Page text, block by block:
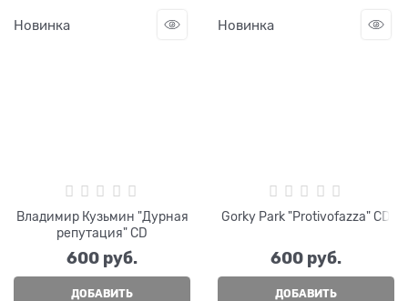
Новинка
Владимир Кузьмин "Дурная
репутация" CD
600 руб.
ДОБАВИТЬ
Новинка
Gorky Park "Protivofazza" CD
600 руб.
ДОБАВИТЬ